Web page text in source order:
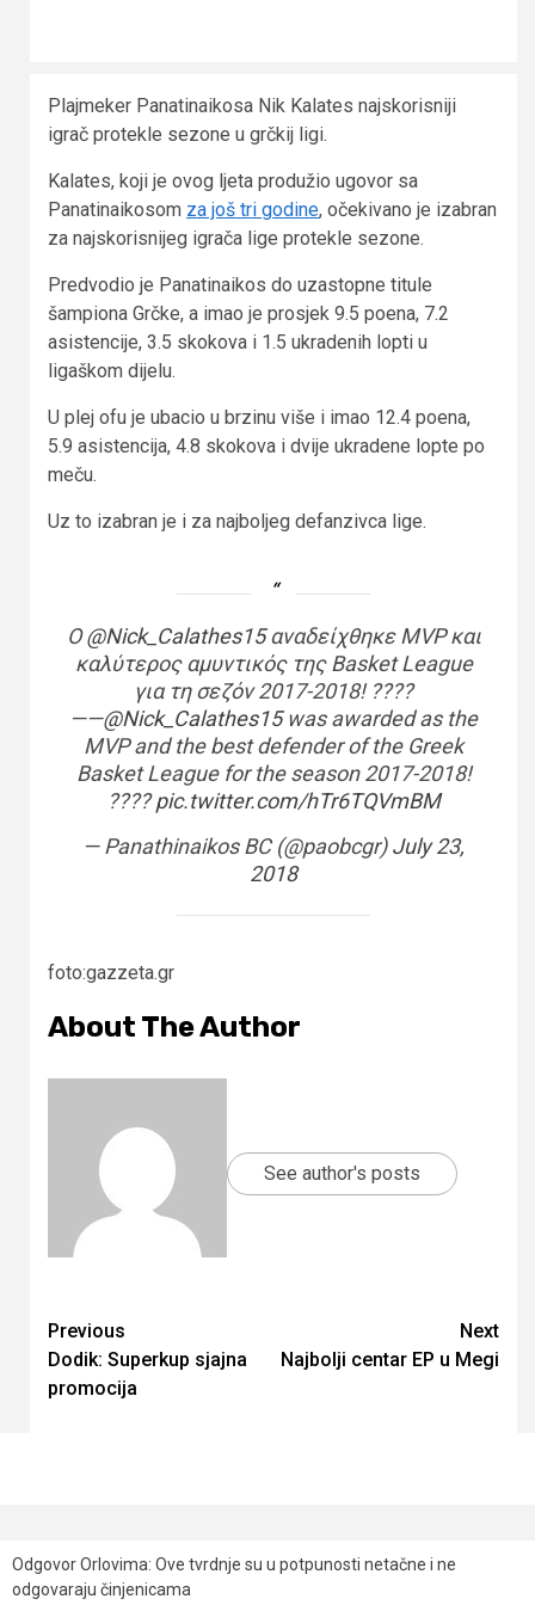
Plajmeker Panatinaikosa Nik Kalates najskorisniji
igrač protekle sezone u grčkij ligi.
Kalates, koji je ovog ljeta produžio ugovor sa
Panatinaikosom za još tri godine, očekivano je izabran
za najskorisnijeg igrača lige protekle sezone.
Predvodio je Panatinaikos do uzastopne titule
šampiona Grčke, a imao je prosjek 9.5 poena, 7.2
asistencije, 3.5 skokova i 1.5 ukradenih lopti u
ligaškom dijelu.
U plej ofu je ubacio u brzinu više i imao 12.4 poena,
5.9 asistencija, 4.8 skokova i dvije ukradene lopte po
meču.
Uz to izabran je i za najboljeg defanzivca lige.
Ο@Nick_Calathes15αναδείχθηκε MVP και
καλύτερος αμυντικός της Basket League
για τη σεζόν 2017-2018! ????
——@Nick_Calathes15was awarded as the
MVP and the best defender of the Greek
Basket League for the season 2017-2018!
????pic.twitter.com/hTr6TQVmBM
— Panathinaikos BC (@paobcgr)July 23,
2018
foto:gazzeta.gr
About The Author
See author's posts
Continue
Reading
Previous
Dodik: Superkup sjajna
promocija
Next
Najbolji centar EP u Megi
Odgovor Orlovima: ​Ove tvrdnje su u potpunosti netačne i ne
odgovaraju činjenicama